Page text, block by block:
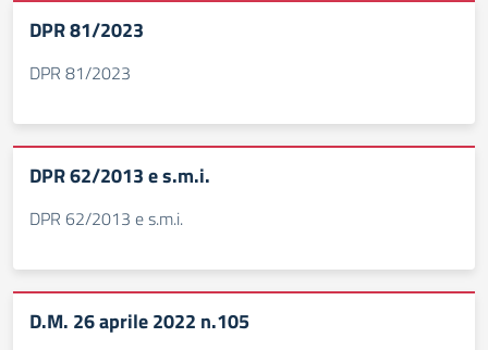
DPR 81/2023
DPR 81/2023
DPR 62/2013 e s.m.i.
DPR 62/2013 e s.m.i.
D.M. 26 aprile 2022 n.105